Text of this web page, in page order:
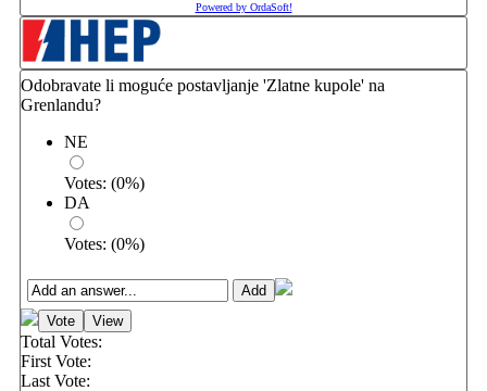
Powered by OrdaSoft!
Odobravate li moguće postavljanje 'Zlatne kupole' na
Grenlandu?
NE
Votes: (0%)
DA
Votes: (0%)
Total Votes:
First Vote:
Last Vote: